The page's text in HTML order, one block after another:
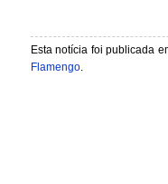
Esta notícia foi publicada
Flamengo.